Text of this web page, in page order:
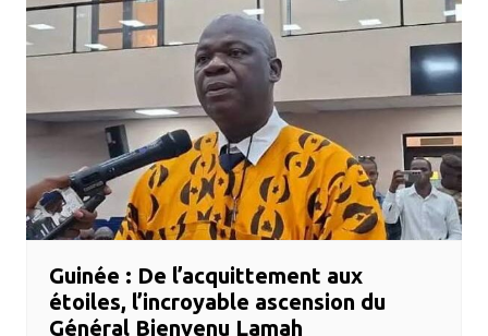
Guinée : De l’acquittement aux
étoiles, l’incroyable ascension du
Général Bienvenu Lamah